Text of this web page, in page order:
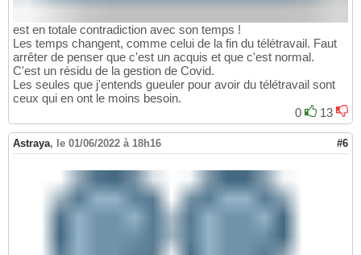
est en totale contradiction avec son temps !
Les temps changent, comme celui de la fin du télétravail. Faut
arrêter de penser que c'est un acquis et que c'est normal.
C'est un résidu de la gestion de Covid.
Les seules que j'entends gueuler pour avoir du télétravail sont
ceux qui en ont le moins besoin.
0
13
Astraya, le 01/06/2022 à 18h16 #6